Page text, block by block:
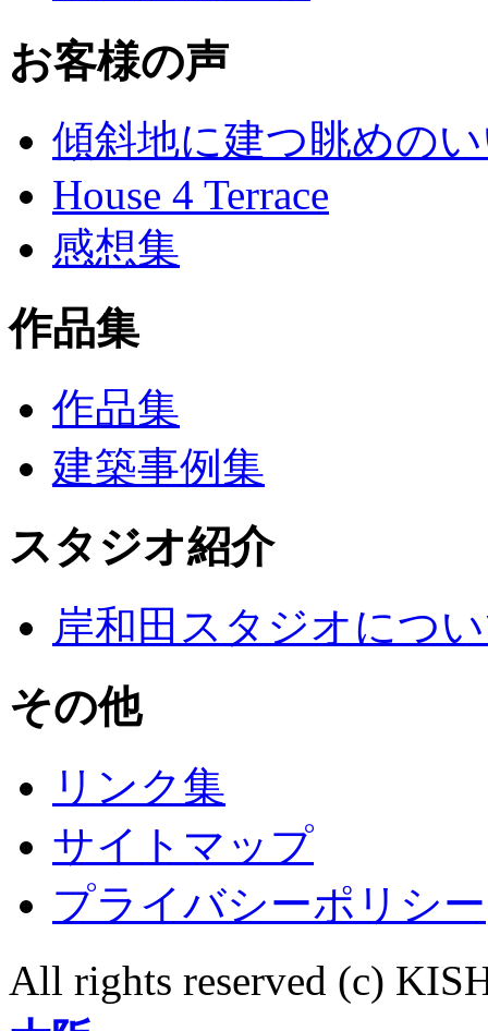
お客様の声
傾斜地に建つ眺めの
House 4 Terrace
感想集
作品集
作品集
建築事例集
スタジオ紹介
岸和田スタジオにつ
その他
リンク集
サイトマップ
プライバシーポリシー
All rights reserved (c)